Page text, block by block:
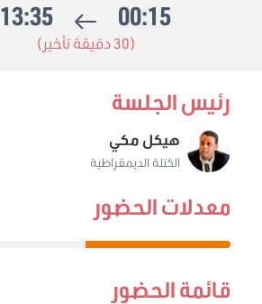
00:15
13:35
(30 دقيقة تأخير)
رئيس الجلسة
هيكل مكي
الكتلة الديمقراطية
معدلات الحضور
قائمة الحضور